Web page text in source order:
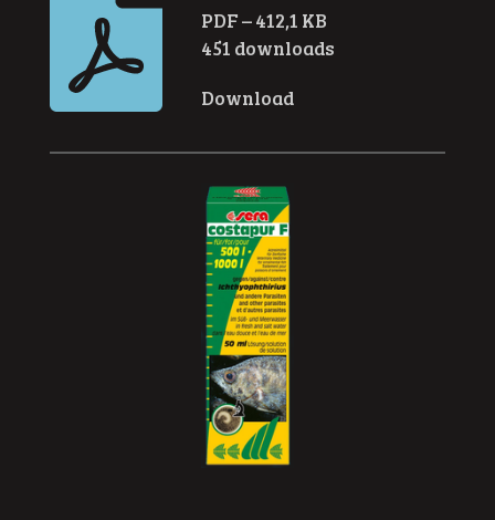
PDF – 412,1 KB
451 downloads
Download